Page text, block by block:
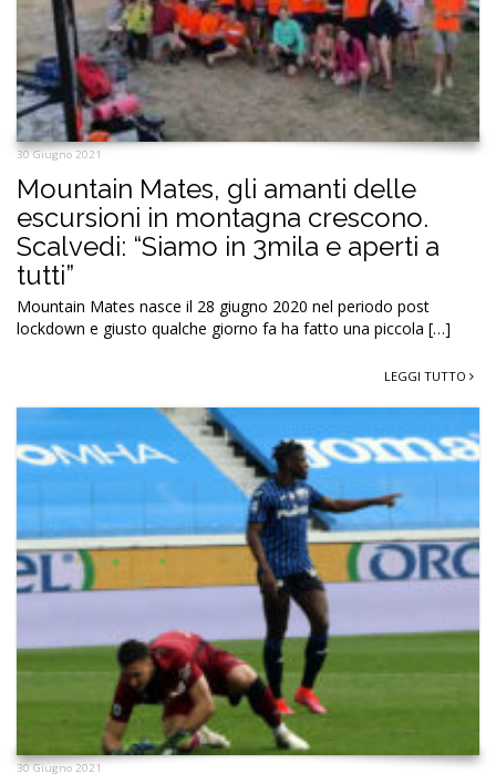
30 Giugno 2021
Mountain Mates, gli amanti delle
escursioni in montagna crescono.
Scalvedi: “Siamo in 3mila e aperti a
tutti”
Mountain Mates nasce il 28 giugno 2020 nel periodo post
lockdown e giusto qualche giorno fa ha fatto una piccola […]
LEGGI TUTTO
30 Giugno 2021